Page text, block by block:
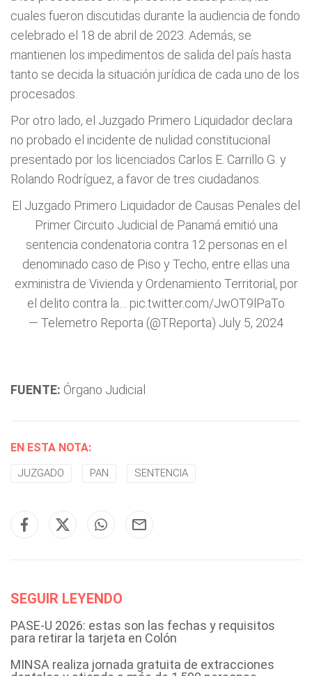
cuales fueron discutidas durante la audiencia de fondo
celebrado el 18 de abril de 2023. Además, se
mantienen los impedimentos de salida del país hasta
tanto se decida la situación jurídica de cada uno de los
procesados.
Por otro lado, el Juzgado Primero Liquidador declara
no probado el incidente de nulidad constitucional
presentado por los licenciados Carlos E. Carrillo G. y
Rolando Rodríguez, a favor de tres ciudadanos.
El Juzgado Primero Liquidador de Causas Penales del
Primer Circuito Judicial de Panamá emitió una
sentencia condenatoria contra 12 personas en el
denominado caso de Piso y Techo, entre ellas una
exministra de Vivienda y Ordenamiento Territorial, por
el delito contra la… pic.twitter.com/JwOT9lPaTo
— Telemetro Reporta (@TReporta) July 5, 2024
FUENTE: Órgano Judicial
EN ESTA NOTA:
JUZGADO PAN SENTENCIA
SEGUIR LEYENDO
PASE-U 2026: estas son las fechas y requisitos
para retirar la tarjeta en Colón
MINSA realiza jornada gratuita de extracciones